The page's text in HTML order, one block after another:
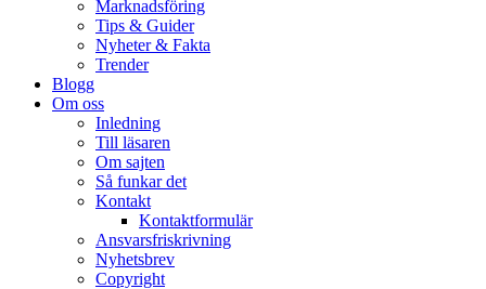
Marknadsföring
Tips & Guider
Nyheter & Fakta
Trender
Blogg
Om oss
Inledning
Till läsaren
Om sajten
Så funkar det
Kontakt
Kontaktformulär
Ansvarsfriskrivning
Nyhetsbrev
Copyright